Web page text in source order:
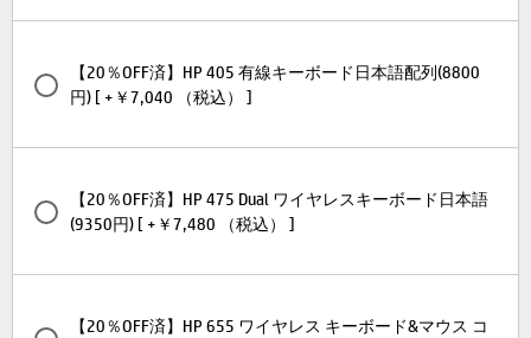
【20％OFF済】HP 405 有線キーボード日本語配列(8800
円) [ +￥7,040 （税込） ]
【20％OFF済】HP 475 Dual ワイヤレスキーボード日本語
(9350円) [ +￥7,480 （税込） ]
【20％OFF済】HP 655 ワイヤレス キーボード&マウス コ